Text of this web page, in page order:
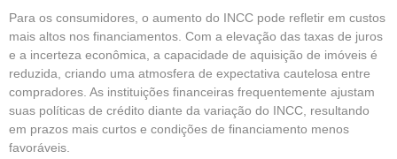
Para os consumidores, o aumento do INCC pode refletir em custos
mais altos nos financiamentos. Com a elevação das taxas de juros
e a incerteza econômica, a capacidade de aquisição de imóveis é
reduzida, criando uma atmosfera de expectativa cautelosa entre
compradores. As instituições financeiras frequentemente ajustam
suas políticas de crédito diante da variação do INCC, resultando
em prazos mais curtos e condições de financiamento menos
favoráveis.